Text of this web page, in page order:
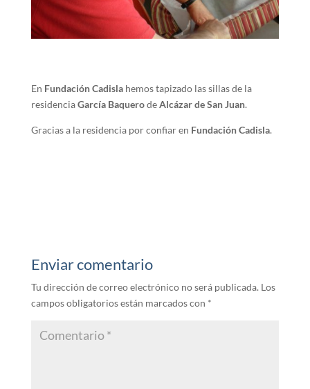
En Fundación Cadislahemos tapizado las sillas de la
residenciaGarcía BaquerodeAlcázar de San Juan.
Gracias a la residencia por confiar en Fundación Cadisla.
Enviar comentario
Tu dirección de correo electrónico no será publicada. Los
campos obligatorios están marcados con *